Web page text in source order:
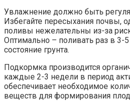
Увлажнение должно быть
Избегайте пересыхания почвы,
поливы нежелательны из-за
Оптимально – поливать раз в 3-
состояние грунта.
Подкормка производится
каждые 2-3 недели в период
обеспечивает необходимое
веществ для формирования